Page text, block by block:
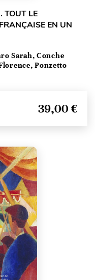
TOUT LE
EN UN
Sarah, Conche
Ponzetto
39,00 €